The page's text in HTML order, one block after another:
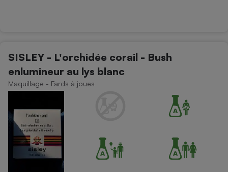
SISLEY - L'orchidée corail - Bush
enlumineur au lys blanc
Maquillage - Fards à joues